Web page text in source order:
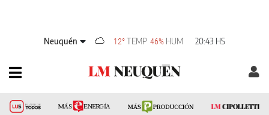
Neuquén 12°TEMP 46% HUM 20:43 HS